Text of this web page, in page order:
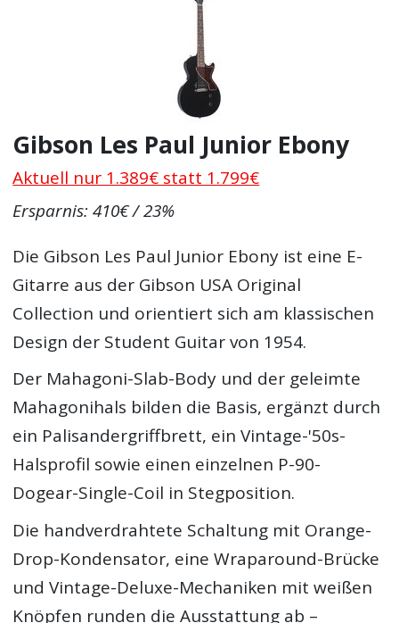
Gibson Les Paul Junior Ebony
Aktuell nur 1.389€ statt 1.799€
Ersparnis: 410€ / 23%
Die Gibson Les Paul Junior Ebony ist eine E-
Gitarre aus der Gibson USA Original
Collection und orientiert sich am klassischen
Design der Student Guitar von 1954.
Der Mahagoni-Slab-Body und der geleimte
Mahagonihals bilden die Basis, ergänzt durch
ein Palisandergriffbrett, ein Vintage-'50s-
Halsprofil sowie einen einzelnen P-90-
Dogear-Single-Coil in Stegposition.
Die handverdrahtete Schaltung mit Orange-
Drop-Kondensator, eine Wraparound-Brücke
und Vintage-Deluxe-Mechaniken mit weißen
Knöpfen runden die Ausstattung ab –